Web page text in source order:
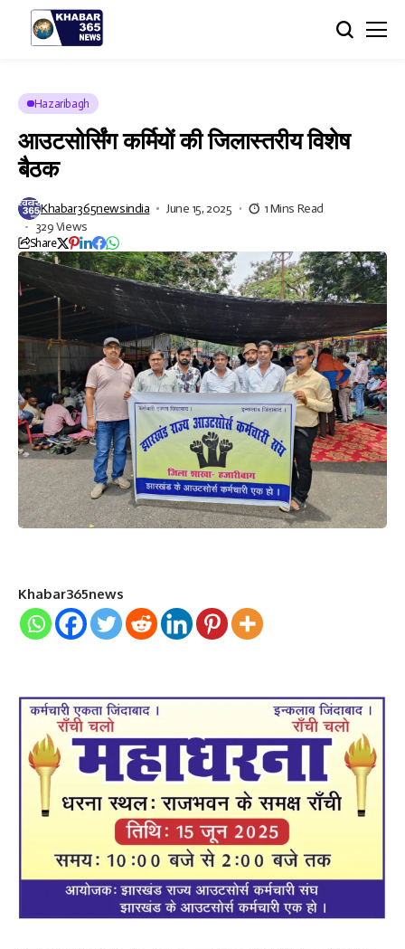
Hazaribagh
आउटसोर्सिंग कर्मियों की जिलास्तरीय विशेष
बैठक
Khabar365newsindia June 15, 2025
1 Mins Read
329 Views
Share
Khabar365news